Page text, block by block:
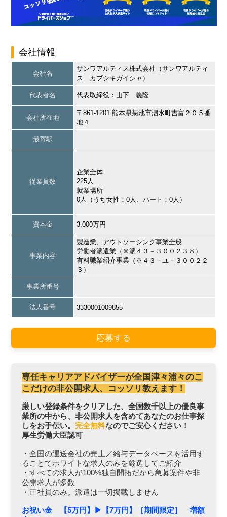
会社情報
会社名
サンワアルティス株式会社（サンワアルティ
ス カブシキガイシャ）
代表者名 代表取締役：山下 義隆
会社所在地
〒861-1201 熊本県菊池市泗水町吉富２０５番
地４
最寄駅
従業員数
企業全体
225人
就業場所
0人（うち女性：0人、パート：0人）
資本金 3,000万円
事業内容
製造業、アウトソーシング事業全般
労働者派遣業（※派４３－３００２３８）
有料職業紹介事業（※４３－ユ－３００２２
３）
事業所番号
法人番号 3330001009855
応募する
専任キャリアアドバイザーが全国津々浦々のこ
こだけの非公開求人、コッソリ教えます！
厳しい登録条件をクリアした、全国数千以上の優良事
業所の中から、非公開求人を含めてあなたのお仕事探
しをお手伝い。 完全無料なのでご安心ください！
厚生労働大臣認可
・全国の運送会社の売上／給与データベースを活用す
ることでホワイトな求人のみを厳選してご紹介
・すべての求人が100%独自開拓だから急募案件や非
公開求人が多数
・正社員のみ。派遣は一切掲載しません
お祝い金 【5万円】▶︎【7万円】［期間限定］ 増額